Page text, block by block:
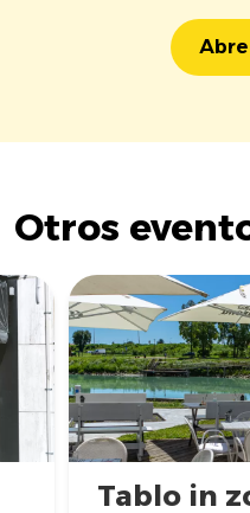
Otros
Tablo in